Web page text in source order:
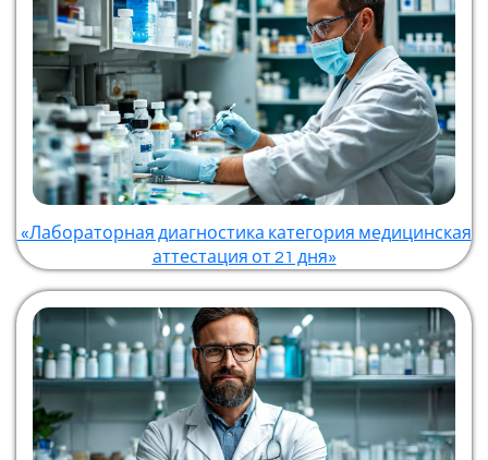
«Лабораторная диагностика категория медицинская
аттестация от 21 дня»